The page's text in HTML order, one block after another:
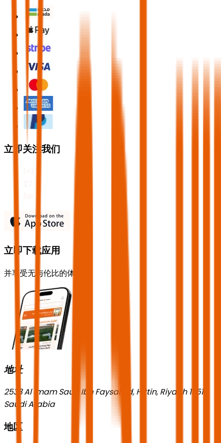
立即关注我们
立即下载应用
并享受无与伦比的体验！
地址
2533 Al Imam Saud Ibn Faysal Rd, Hittin, Riyadh 13518,
Saudi Arabia
地区